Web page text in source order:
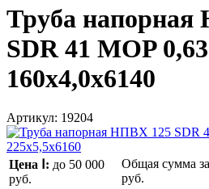
Труба
SDR 41 MOP
160x4,0x6140
Артикул: 19204
Цена Ⅰ: до 50 000
руб.
Общая сумма
руб.